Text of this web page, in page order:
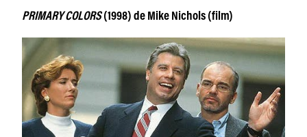
PRIMARY COLORS(1998) de Mike Nichols (film)